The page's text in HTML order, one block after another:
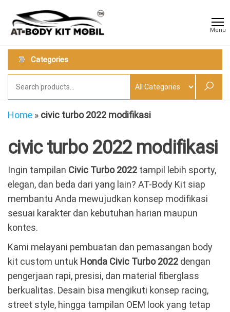
the
content
Kit
Mobil
Menu
Categories
Home » civic turbo 2022 modifikasi
civic turbo 2022 modifikasi
Ingin tampilan Civic Turbo 2022 tampil lebih sporty,
elegan, dan beda dari yang lain? AT-Body Kit siap
membantu Anda mewujudkan konsep modifikasi
sesuai karakter dan kebutuhan harian maupun
kontes.
Kami melayani pembuatan dan pemasangan body
kit custom untuk Honda Civic Turbo 2022 dengan
pengerjaan rapi, presisi, dan material fiberglass
berkualitas. Desain bisa mengikuti konsep racing,
street style, hingga tampilan OEM look yang tetap